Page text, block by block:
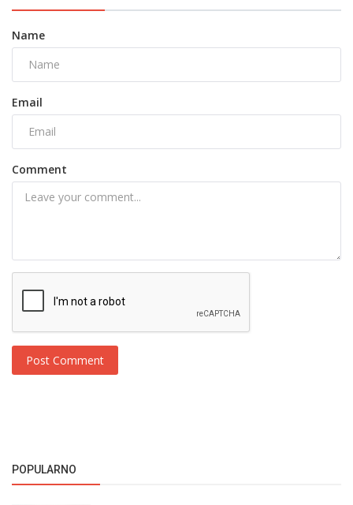
Name
Email
Comment
Post Comment
POPULARNO